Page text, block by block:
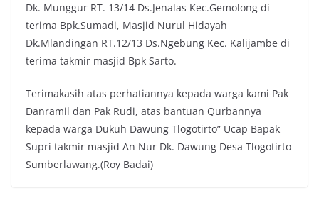
Dk. Munggur RT. 13/14 Ds.Jenalas Kec.Gemolong di
terima Bpk.Sumadi, Masjid Nurul Hidayah
Dk.Mlandingan RT.12/13 Ds.Ngebung Kec. Kalijambe di
terima takmir masjid Bpk Sarto.
Terimakasih atas perhatiannya kepada warga kami Pak
Danramil dan Pak Rudi, atas bantuan Qurbannya
kepada warga Dukuh Dawung Tlogotirto” Ucap Bapak
Supri takmir masjid An Nur Dk. Dawung Desa Tlogotirto
Sumberlawang.(Roy Badai)